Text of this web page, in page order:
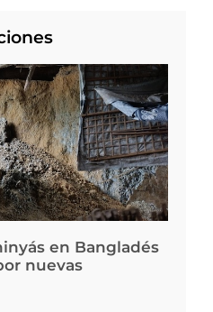
en Bangladés
nuevas